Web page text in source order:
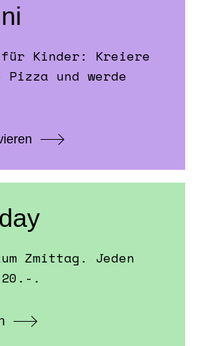
Zmittag. Jeden
.
für Kinder: Kreiere
Pizza und werde